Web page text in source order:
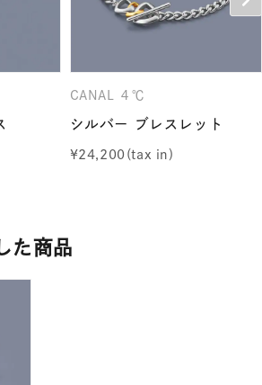
CANAL ４℃
シルバー ブレスレット
¥24,200
た商品